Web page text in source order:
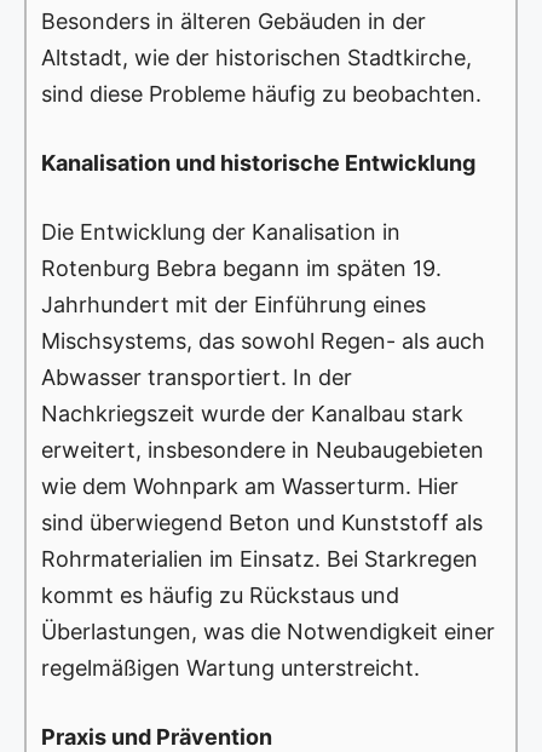
Besonders in älteren Gebäuden in der
Altstadt, wie der historischen Stadtkirche,
sind diese Probleme häufig zu beobachten.
Kanalisation und historische Entwicklung
Die Entwicklung der Kanalisation in
Rotenburg Bebra begann im späten 19.
Jahrhundert mit der Einführung eines
Mischsystems, das sowohl Regen- als auch
Abwasser transportiert. In der
Nachkriegszeit wurde der Kanalbau stark
erweitert, insbesondere in Neubaugebieten
wie dem Wohnpark am Wasserturm. Hier
sind überwiegend Beton und Kunststoff als
Rohrmaterialien im Einsatz. Bei Starkregen
kommt es häufig zu Rückstaus und
Überlastungen, was die Notwendigkeit einer
regelmäßigen Wartung unterstreicht.
Praxis und Prävention